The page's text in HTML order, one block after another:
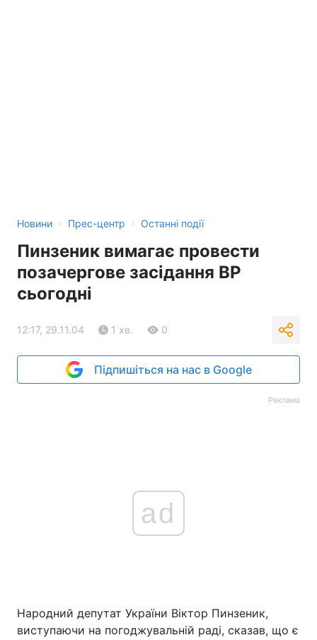
Новини › Прес-центр › Останні події
Пинзеник вимагає провести
позачергове засідання ВР
сьогодні
12:17, 29.11.04 1 хв. 0
Підпишіться на нас в Google
Реклама
ad
Народний депутат України Віктор Пинзеник,
виступаючи на погоджувальній раді, сказав, що є